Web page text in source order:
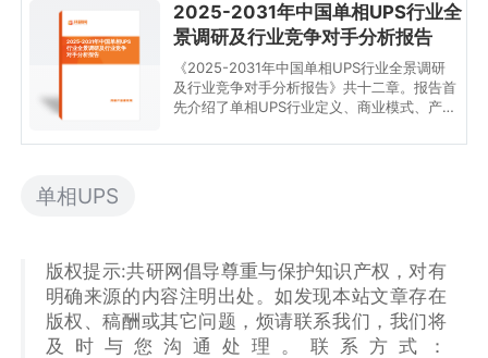
2025-2031年中国单相UPS
行业全景调研及行业竞争
对手分析报告
2025-2031年中国单相UPS行业全
景调研及行业竞争对手分析报告
《2025-2031年中国单相UPS行业全景调研
及行业竞争对手分析报告》共十二章。报告首
先介绍了单相UPS行业定义、商业模式、产业
在综合行业PEST环境的基础上对国内外市场
进行了逐个分析；随后报告对单相UPS行业供
需、价格、规模、风险、策略做出来科学严谨
的预判。您若想对单相UPS行业有个系统的了
解或者想投资单相UPS行业，本报告是您不可
或缺的重要工具。
单相UPS
版权提示:共研网倡导尊重与保护知识产权，对有
明确来源的内容注明出处。如发现本站文章存在
版权、稿酬或其它问题，烦请联系我们，我们将
及时与您沟通处理。联系方式：